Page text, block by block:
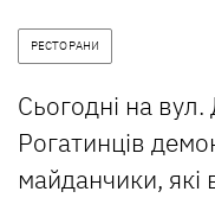
РЕСТОРАНИ
Сьогодні на
Рогатинців
майданчики, які